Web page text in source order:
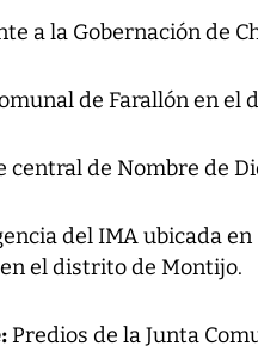
a la Gobernación de
de Farallón en el
central de Nombre de
del IMA ubicada
el distrito de Montijo.
Predios de la Junta